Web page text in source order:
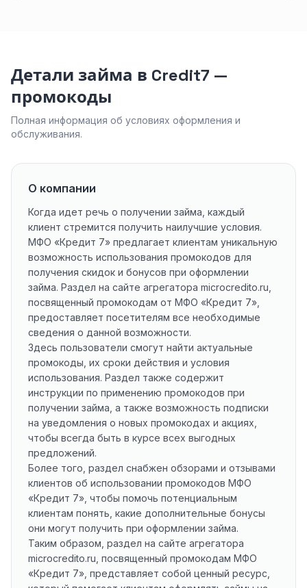
Детали займа в Credit7 —
промокоды
Полная информация об условиях оформления и
обслуживания.
О компании
Когда идет речь о получении займа, каждый
клиент стремится получить наилучшие условия.
МФО «Кредит 7» предлагает клиентам уникальную
возможность использования промокодов для
получения скидок и бонусов при оформлении
займа. Раздел на сайте агрегатора microcredito.ru,
посвященный промокодам от МФО «Кредит 7»,
предоставляет посетителям все необходимые
сведения о данной возможности.
Здесь пользователи смогут найти актуальные
промокоды, их сроки действия и условия
использования. Раздел также содержит
инструкции по применению промокодов при
получении займа, а также возможность подписки
на уведомления о новых промокодах и акциях,
чтобы всегда быть в курсе всех выгодных
предложений.
Более того, раздел снабжен обзорами и отзывами
клиентов об использовании промокодов МФО
«Кредит 7», чтобы помочь потенциальным
клиентам понять, какие дополнительные бонусы
они могут получить при оформлении займа.
Таким образом, раздел на сайте агрегатора
microcredito.ru, посвященный промокодам МФО
«Кредит 7», представляет собой ценный ресурс,